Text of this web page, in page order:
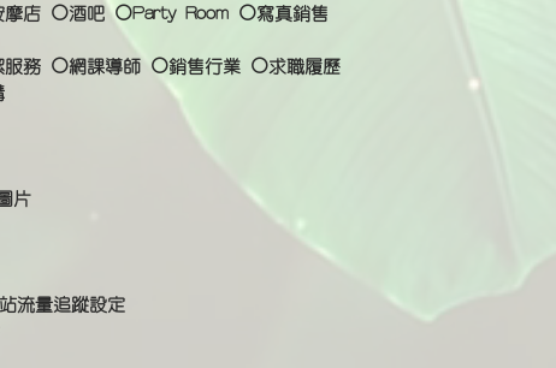
店 ⚪酒吧 ⚪Party Room ⚪寫真銷售
務 ⚪網課導師 ⚪銷售行業 ⚪求職履歷
片
流量追蹤設定